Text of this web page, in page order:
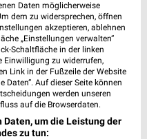
Uhr | Geöffnet
1 Prospekt
Speyer
Daten möglicherweise
dem zu widersprechen, öffnen
akzeptieren, ablehnen
„Einstellungen verwalten“
Schaltfläche in der linken
Einwilligung zu widerrufen,
Link in der Fußzeile der Website
Daten“. Auf dieser Seite können
werden unseren
auf die Browserdaten.
um die Leistung der
zu tun: